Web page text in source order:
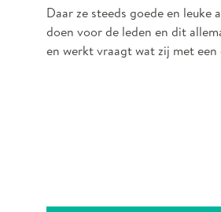
Daar ze steeds goede en leuke
doen voor de leden en dit
en werkt vraagt wat zij met